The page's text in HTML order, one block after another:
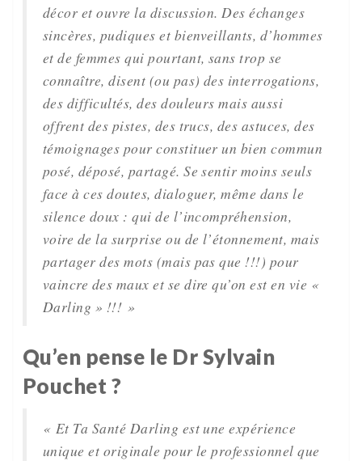
décor et ouvre la discussion. Des échanges
sincères, pudiques et bienveillants, d’hommes
et de femmes qui pourtant, sans trop se
connaître, disent (ou pas) des interrogations,
des difficultés, des douleurs mais aussi
offrent des pistes, des trucs, des astuces, des
témoignages pour constituer un bien commun
posé, déposé, partagé. Se sentir moins seuls
face à ces doutes, dialoguer, même dans le
silence doux : qui de l’incompréhension,
voire de la surprise ou de l’étonnement, mais
partager des mots (mais pas que !!!) pour
vaincre des maux et se dire qu’on est en vie «
Darling » !!! »
Qu’en pense le Dr Sylvain
Pouchet ?
« Et Ta Santé Darling est une expérience
unique et originale pour le professionnel que